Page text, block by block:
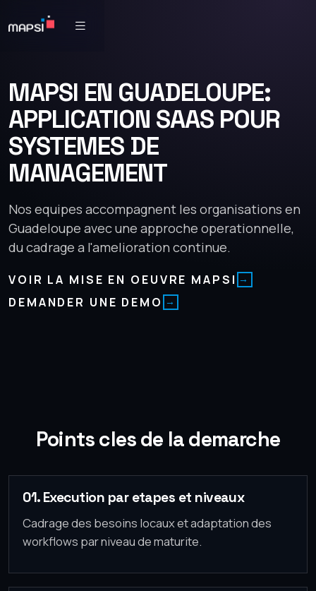
MAPSI EN GUADELOUPE:
APPLICATION SAAS POUR
SYSTEMES DE
MANAGEMENT
Nos equipes accompagnent les organisations en
Guadeloupe avec une approche operationnelle,
du cadrage a l'amelioration continue.
VOIR LA MISE EN OEUVRE MAPSI
DEMANDER UNE DEMO
Points cles de la demarche
01. Execution par etapes et niveaux
Cadrage des besoins locaux et adaptation des
workflows par niveau de maturite.